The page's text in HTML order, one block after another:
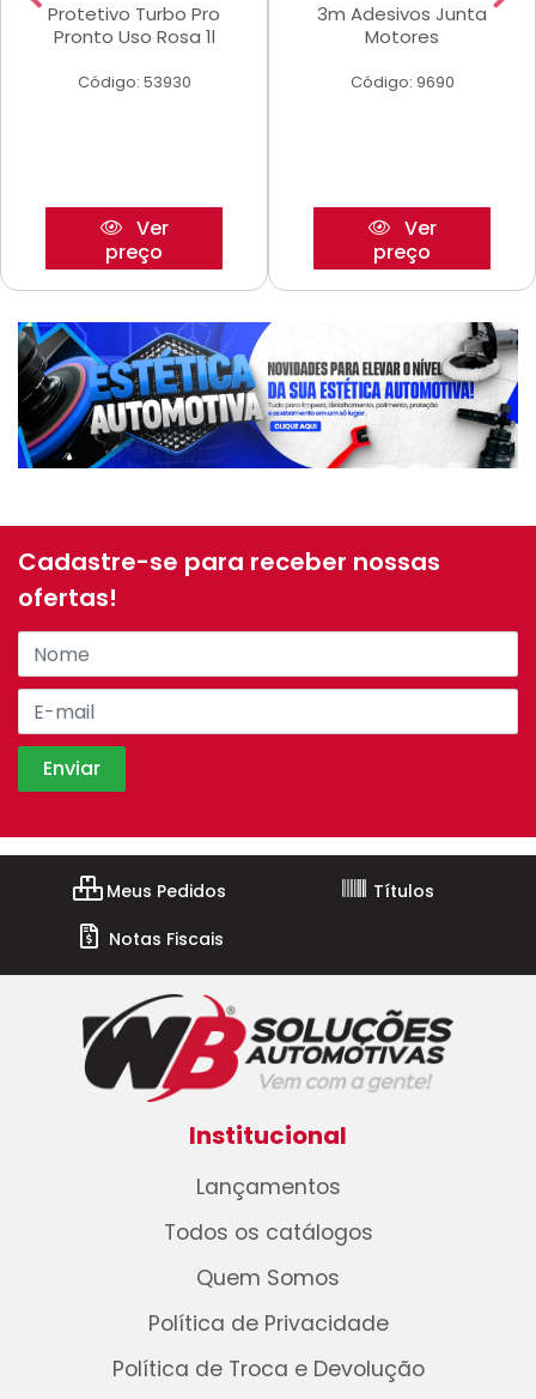
Protetivo Turbo Pro
Pronto Uso Rosa 1l
Código: 53930
Ver
preço
3m Adesivos Junta
Motores
Código: 9690
Ver
preço
Cadastre-se para receber nossas
ofertas!
Meus Pedidos
Títulos
Notas Fiscais
Institucional
Lançamentos
Todos os catálogos
Quem Somos
Política de Privacidade
Política de Troca e Devolução